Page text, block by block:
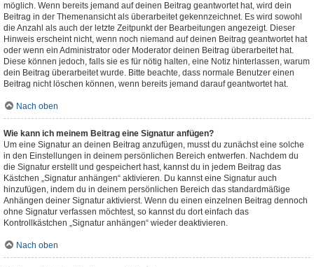
möglich. Wenn bereits jemand auf deinen Beitrag geantwortet hat, wird dein
Beitrag in der Themenansicht als überarbeitet gekennzeichnet. Es wird sowohl
die Anzahl als auch der letzte Zeitpunkt der Bearbeitungen angezeigt. Dieser
Hinweis erscheint nicht, wenn noch niemand auf deinen Beitrag geantwortet hat
oder wenn ein Administrator oder Moderator deinen Beitrag überarbeitet hat.
Diese können jedoch, falls sie es für nötig halten, eine Notiz hinterlassen, warum
dein Beitrag überarbeitet wurde. Bitte beachte, dass normale Benutzer einen
Beitrag nicht löschen können, wenn bereits jemand darauf geantwortet hat.
Nach oben
Wie kann ich meinem Beitrag eine Signatur anfügen?
Um eine Signatur an deinen Beitrag anzufügen, musst du zunächst eine solche
in den Einstellungen in deinem persönlichen Bereich entwerfen. Nachdem du
die Signatur erstellt und gespeichert hast, kannst du in jedem Beitrag das
Kästchen „Signatur anhängen“ aktivieren. Du kannst eine Signatur auch
hinzufügen, indem du in deinem persönlichen Bereich das standardmäßige
Anhängen deiner Signatur aktivierst. Wenn du einen einzelnen Beitrag dennoch
ohne Signatur verfassen möchtest, so kannst du dort einfach das
Kontrollkästchen „Signatur anhängen“ wieder deaktivieren.
Nach oben